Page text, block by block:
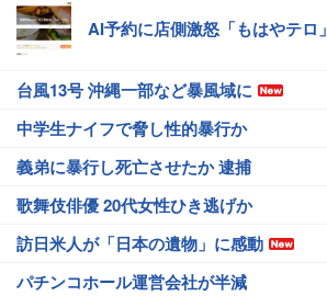
AI予約に店側激怒「もはやテロ」
台風13号 沖縄一部など暴風域に
中学生ナイフで脅し性的暴行か
義弟に暴行し死亡させたか 逮捕
歌舞伎俳優 20代女性ひき逃げか
訪日米人が「日本の遺物」に感動
パチンコホール運営会社が半減